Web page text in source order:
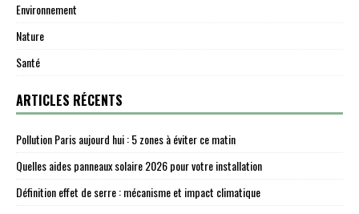
Environnement
Nature
Santé
ARTICLES RÉCENTS
Pollution Paris aujourd hui : 5 zones à éviter ce matin
Quelles aides panneaux solaire 2026 pour votre installation
Définition effet de serre : mécanisme et impact climatique